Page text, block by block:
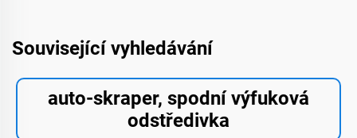
Související vyhledávání
auto-skraper, spodní výfuková
odstředivka